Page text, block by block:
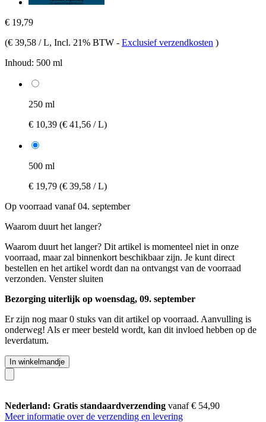
€ 19,79
(€ 39,58 / L, Incl. 21% BTW - Exclusief verzendkosten )
Inhoud: 500 ml
250 ml
€ 10,39 (€ 41,56 / L)
500 ml
€ 19,79 (€ 39,58 / L)
Op voorraad vanaf 04. september
Waarom duurt het langer?
Waarom duurt het langer? Dit artikel is momenteel niet in onze
voorraad, maar zal binnenkort beschikbaar zijn. Je kunt direct
bestellen en het artikel wordt dan na ontvangst van de voorraad
verzonden. Venster sluiten
Bezorging uiterlijk op woensdag, 09. september
Er zijn nog maar 0 stuks van dit artikel op voorraad. Aanvulling is
onderweg! Als er meer besteld wordt, kan dit invloed hebben op de
leverdatum.
In winkelmandje
Nederland: Gratis standaardverzending vanaf € 54,90
Meer informatie over de verzending en levering